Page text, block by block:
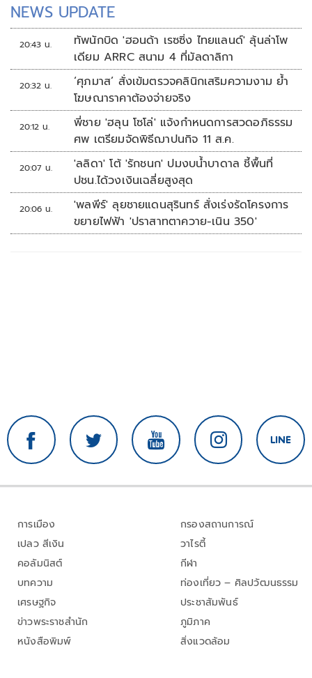
NEWS UPDATE
20:43 น.
ทัพนักบิด 'ฮอนด้า เรซซิ่ง ไทยแลนด์' ลุ้นล่าโพ
เดียม ARRC สนาม 4 ที่มัลดาลิกา
20:32 น.
‘ศุภมาส’ สั่งเข้มตรวจคลินิกเสริมความงาม ย้ำ
โฆษณาราคาต้องจ่ายจริง
20:12 น.
พี่ชาย 'ฮลุน โซโล่' แจ้งกำหนดการสวดอภิธรรม
ศพ เตรียมจัดพิธีฌาปนกิจ 11 ส.ค.
20:07 น.
'ลลิดา' โต้ 'รักชนก' ปมงบน้ำบาดาล ชี้พื้นที่
ปชน.ได้วงเงินเฉลี่ยสูงสุด
20:06 น.
'พลพีร์' ลุยชายแดนสุรินทร์ สั่งเร่งรัดโครงการ
ขยายไฟฟ้า 'ปราสาทตาควาย-เนิน 350'
การเมือง
เปลว สีเงิน
คอลัมนิสต์
บทความ
เศรษฐกิจ
ข่าวพระราชสำนัก
หนังสือพิมพ์
กรองสถานการณ์
วาไรตี้
กีฬา
ท่องเที่ยว – ศิลปวัฒนธรรม
ประชาสัมพันธ์
ภูมิภาค
สิ่งแวดล้อม